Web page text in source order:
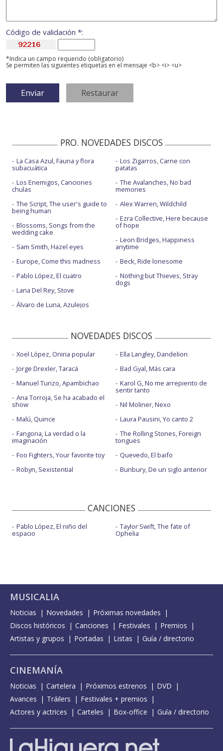
Código de validación *:
*Indica un campo requerido (obligatorio)
Se permiten las siguientes etiquetas en el mensaje <b> <i> <u>
PRO. NOVEDADES DISCOS
La Casa Azul, Fauna y flora
subacuática
Los Enemigos, Canciones
chulas
The Script, The user's guide to
being human
Blossoms, Songs from the
wedding cake
Sam Smith, Hazel eyes
Europe, Come this madness
Pablo López, El cuatro
Lana Del Rey, Stove
Álvaro de Luna, Azulejos
Los Zigarros, Carne con
patatas
The Avalanches, No bad
memories
Alex Warren, Wildchild
Ezra Collective, Here because
of hope
Leon Bridges, Happiness
anytime
Beck, Ride lonesome
Nothing but Thieves, Stray
dogs
NOVEDADES DISCOS
Xoel López, Oniria popular
Jorge Drexler, Taracá
Manuel Turizo, Apambichao
Ana Torroja, Se ha acabado el
show
Malú, Quince
Fangoria, La verdad o la
imaginación
Foo Fighters, Your favorite toy
Robyn, Sexistential
Ella Langley, Dandelion
Bad Gyal, Más cara
Karol G, No me arrepiento de
sentir tanto
Nil Moliner, Nexo
Laura Pausini, Yo canto 2
The Rolling Stones, Foreign
tongues
Quevedo, El baifo
Bunbury, De un siglo anterior
CANCIONES
Pablo López, El niño del
espacio
Taylor Swift, The fate of
Ophelia
MUSICALIA
Noticias Novedades
Próximas novedades
Discos históricos
Canciones Festivales
Premios
Artistas y grupos
Portadas Listas Guía / directorio
CINEMANÍA
Noticias Cartelera Próximos estrenos
DVD
Avances
Tráilers
Festivales + premios
Actores y actrices
Carteles Box-office Guía / directorio